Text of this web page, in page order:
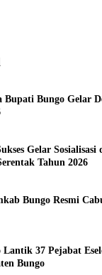
Bupati Bungo Gelar
Gelar
Tahun 2026
Bungo Resmi
37 Pejabat
Bungo